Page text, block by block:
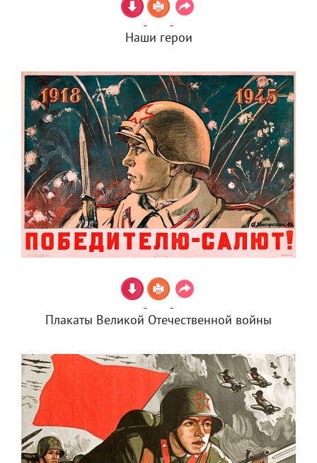
Наши герои
Плакаты Великой Отечественной войны